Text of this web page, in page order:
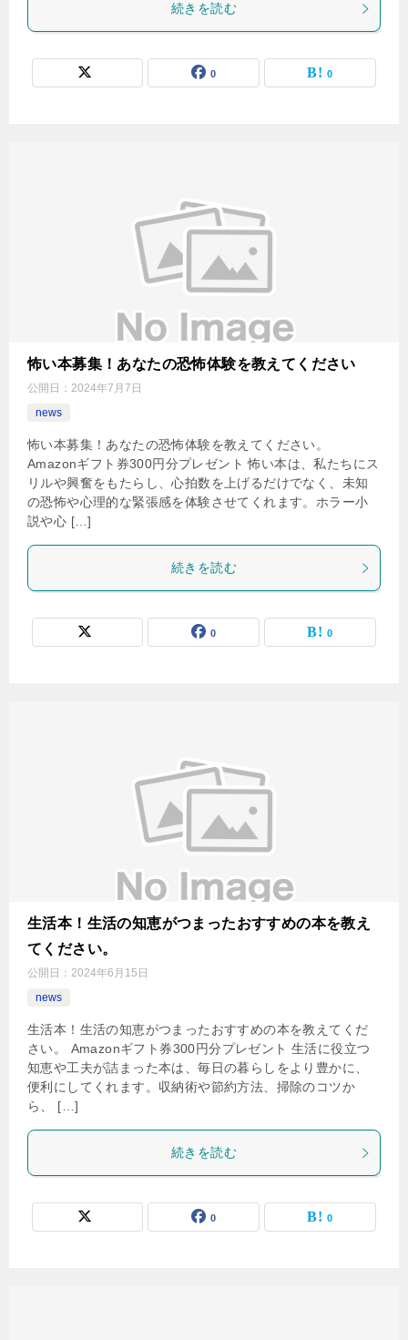
続きを読む
0 0
怖い本募集！あなたの恐怖体験を教えてください
公開日： 2024年7月7日
news
怖い本募集！あなたの恐怖体験を教えてください。
Amazonギフト券300円分プレゼント 怖い本は、私たちにス
リルや興奮をもたらし、心拍数を上げるだけでなく、未知
の恐怖や心理的な緊張感を体験させてくれます。ホラー小
説や心 […]
続きを読む
0 0
生活本！生活の知恵がつまったおすすめの本を教え
てください。
公開日： 2024年6月15日
news
生活本！生活の知恵がつまったおすすめの本を教えてくだ
さい。 Amazonギフト券300円分プレゼント 生活に役立つ
知恵や工夫が詰まった本は、毎日の暮らしをより豊かに、
便利にしてくれます。収納術や節約方法、掃除のコツか
ら、 […]
続きを読む
0 0